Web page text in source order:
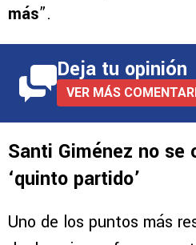
más”.
Deja tu opinión
VER MÁS
Santi Giménez no se
‘quinto partido’
Uno de los puntos más